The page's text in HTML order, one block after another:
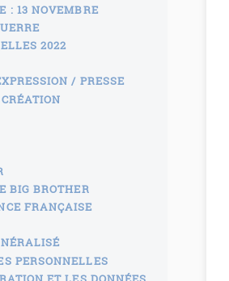
: 13 NOVEMBRE
2022
/ PRESSE
BIG BROTHER
FRANÇAISE
PERSONNELLES